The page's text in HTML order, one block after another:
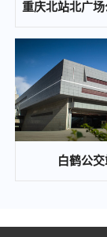
2024-10-12
歇马、木耳
2024-10-08
2024-09-26
通邑保安培
2024-09-23
2024-09-23
重庆北站北广
白鹤公